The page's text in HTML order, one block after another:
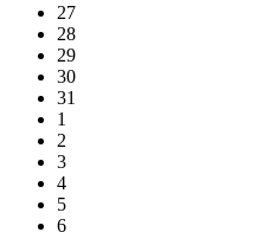
27
28
29
30
31
1
2
3
4
5
6